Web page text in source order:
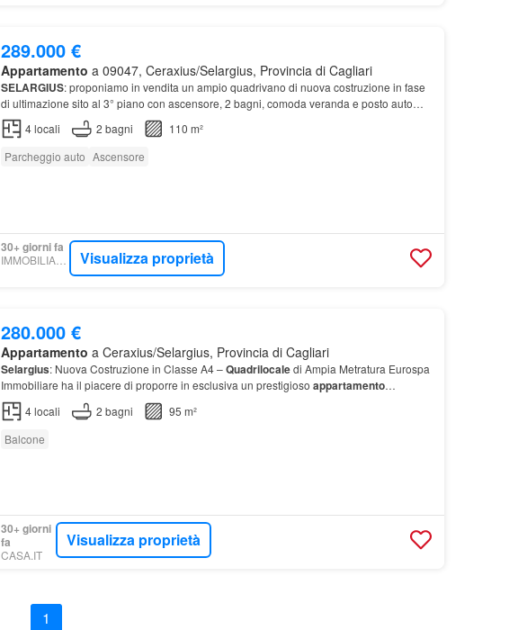
289.000 €
Appartamento a 09047, Ceraxius/Selargius, Provincia di Cagliari
SELARGIUS: proponiamo in vendita un ampio quadrivano di nuova costruzione in fase
di ultimazione sito al 3° piano con ascensore, 2 bagni, comoda veranda e posto auto
privato
4locali 2 bagni
110 m²
Parcheggio auto Ascensore
30+ giorni fa
IMMOBILIARE.IT Visualizza proprietà
280.000 €
Appartamento a Ceraxius/Selargius, Provincia di Cagliari
Selargius: Nuova Costruzione in Classe A4 –Quadrilocaledi Ampia Metratura Eurospa
Immobiliare ha il piacere di proporre in esclusiva un prestigioso appartamento
caratterizzato da ampi spazi interni ed esterni, si compone di…
4locali 2 bagni
95 m²
Balcone
30+ giorni
fa
CASA.IT
Visualizza proprietà
1